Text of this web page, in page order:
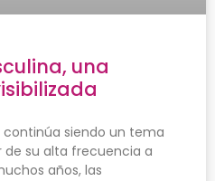
una
siendo un tema
de su alta frecuencia a
años, las